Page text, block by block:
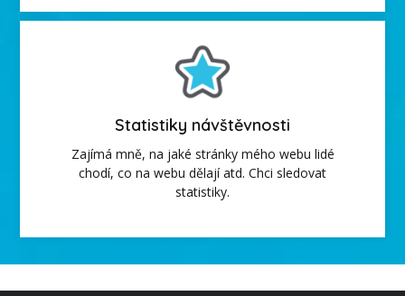
Statistiky návštěvnosti
Zajímá mně, na jaké stránky mého webu lidé
chodí, co na webu dělají atd. Chci sledovat
statistiky.